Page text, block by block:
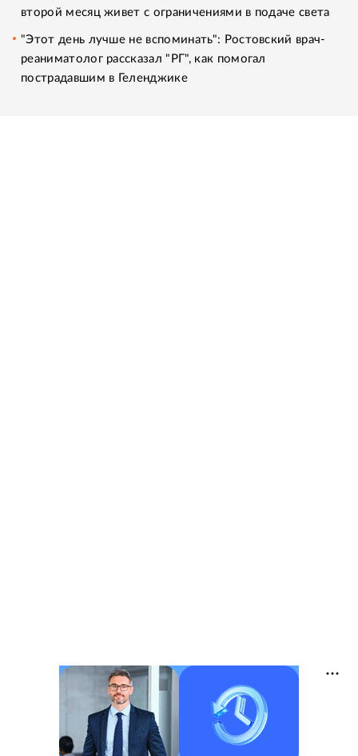
второй месяц живет с ограничениями в подаче света
"Этот день лучше не вспоминать": Ростовский врач-
реаниматолог рассказал "РГ", как помогал
пострадавшим в Геленджике